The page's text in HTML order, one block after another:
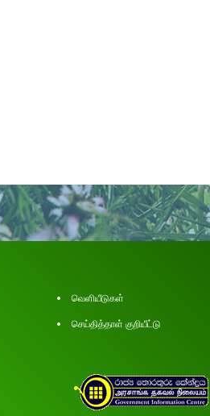
வெளியீடுகள்
செய்தித்தாள் குறியீட்டு